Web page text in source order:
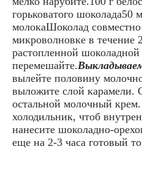
горьковатого шоколада50
молокаШоколад
микроволновке в течение
растопленной
перемешайте.
вылейте половину
выложите слой карамели.
остальной молочный
холодильник, чтоб
нанесите шоколадно-
еще на 2-3 часа готовый